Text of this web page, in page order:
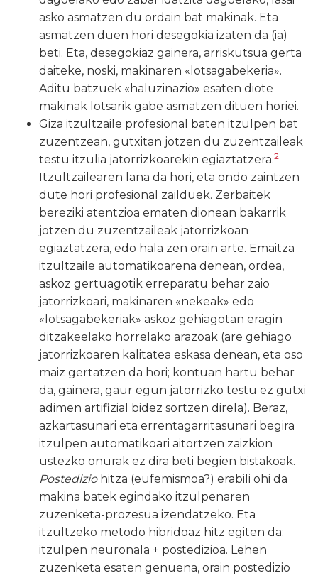
asko asmatzen du ordain bat makinak. Eta
asmatzen duen hori desegokia izaten da (ia)
beti. Eta, desegokiaz gainera, arriskutsua gerta
daiteke, noski, makinaren «lotsagabekeria».
Aditu batzuek «haluzinazio» esaten diote
makinak lotsarik gabe asmatzen dituen horiei.
Giza itzultzaile profesional baten itzulpen bat
zuzentzean, gutxitan jotzen du zuzentzaileak
testu itzulia jatorrizkoarekin egiaztatzera.2
Itzultzailearen lana da hori, eta ondo zaintzen
dute hori profesional zailduek. Zerbaitek
bereziki atentzioa ematen dionean bakarrik
jotzen du zuzentzaileak jatorrizkoan
egiaztatzera, edo hala zen orain arte. Emaitza
itzultzaile automatikoarena denean, ordea,
askoz gertuagotik erreparatu behar zaio
jatorrizkoari, makinaren «nekeak» edo
«lotsagabekeriak» askoz gehiagotan eragin
ditzakeelako horrelako arazoak (are gehiago
jatorrizkoaren kalitatea eskasa denean, eta oso
maiz gertatzen da hori; kontuan hartu behar
da, gainera, gaur egun jatorrizko testu ez gutxi
adimen artifizial bidez sortzen direla). Beraz,
azkartasunari eta errentagarritasunari begira
itzulpen automatikoari aitortzen zaizkion
ustezko onurak ez dira beti begien bistakoak.
Postediziohitza (eufemismoa?) erabili ohi da
makina batek egindako itzulpenaren
zuzenketa-prozesua izendatzeko. Eta
itzultzeko metodo hibridoaz hitz egiten da:
itzulpen neuronala + postedizioa. Lehen
zuzenketa esaten genuena, orain postedizio